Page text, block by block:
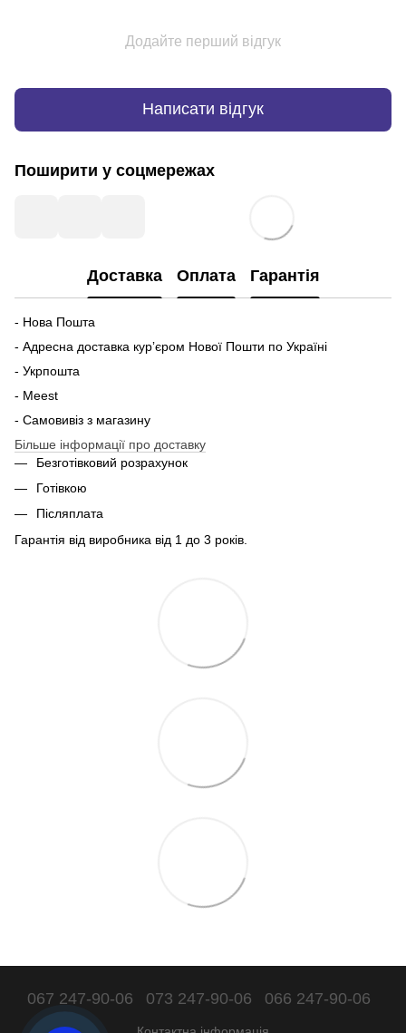
Додайте перший відгук
Написати відгук
Поширити у соцмережах
Доставка Оплата Гарантія
- Нова Пошта
- Адресна доставка курʼєром Нової Пошти по Україні
- Укрпошта
- Meest
- Самовивіз з магазину
Більше інформації про доставку
Безготівковий розрахунок
Готівкою
Післяплата
Гарантія від виробника від 1 до 3 років.
067 247-90-06 073 247-90-06 066 247-90-06